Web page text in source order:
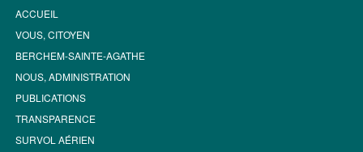
ACCUEIL
VOUS, CITOYEN
BERCHEM-SAINTE-AGATHE
NOUS, ADMINISTRATION
PUBLICATIONS
TRANSPARENCE
SURVOL AÉRIEN